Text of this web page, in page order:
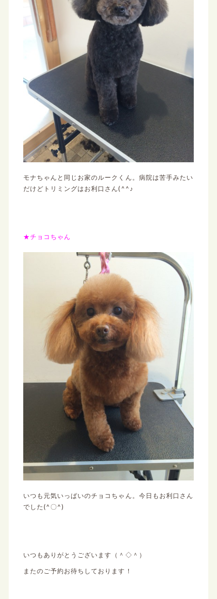
モナちゃんと同じお家のルークくん。病院は苦手みたい
だけどトリミングはお利口さん(^^♪
★チョコちゃん
いつも元気いっぱいのチョコちゃん。今日もお利口さん
でした(^〇^)
いつもありがとうございます（＾◇＾）
またのご予約お待ちしております！